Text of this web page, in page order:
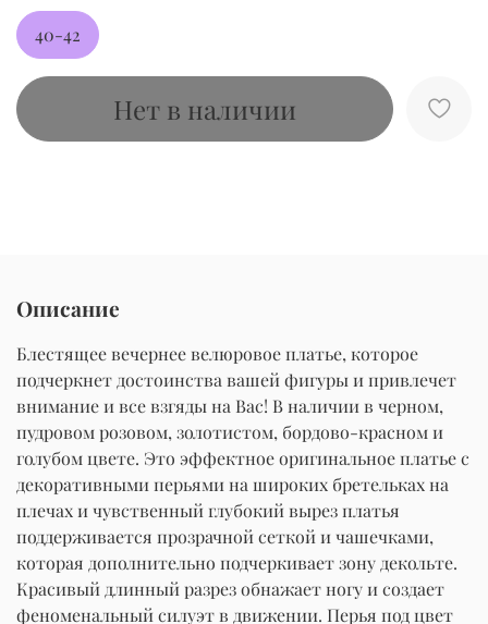
Нет в наличии
40-42
Описание
Блестящее вечернее велюровое платье, которое
подчеркнет достоинства вашей фигуры и привлечет
внимание и все взгяды на Вас! В наличии в черном,
пудровом розовом, золотистом, бордово-красном и
голубом цвете. Это эффектное оригинальное платье с
декоративными перьями на широких бретельках на
плечах и чувственный глубокий вырез платья
поддерживается прозрачной сеткой и чашечками,
которая дополнительно подчеркивает зону декольте.
Красивый длинный разрез обнажает ногу и создает
феноменальный силуэт в движении. Перья под цвет